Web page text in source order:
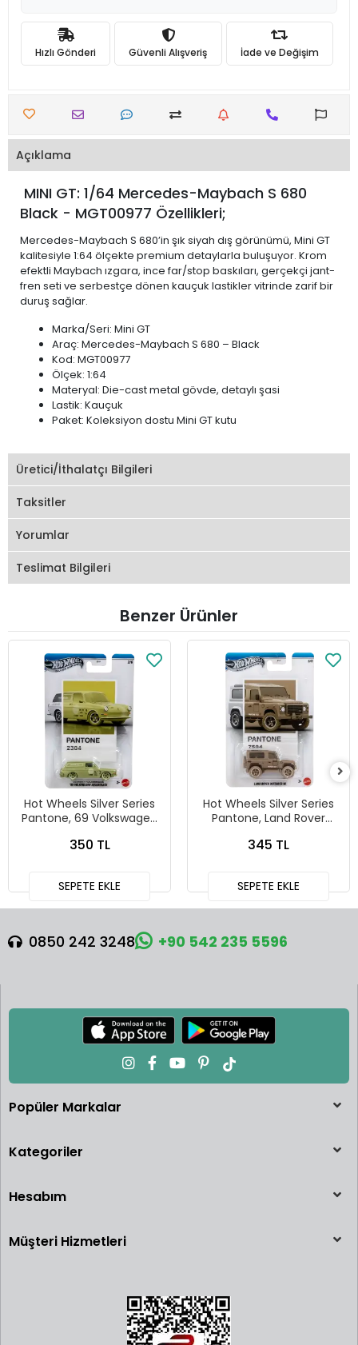
Hızlı Gönderi Güvenli Alışveriş İade ve Değişim
Açıklama
MINI GT: 1/64 Mercedes-Maybach S 680
Black - MGT00977 Özellikleri;
Mercedes-Maybach S 680’in şık siyah dış görünümü, Mini GT
kalitesiyle 1:64 ölçekte premium detaylarla buluşuyor. Krom
efektli Maybach ızgara, ince far/stop baskıları, gerçekçi jant-
fren seti ve serbestçe dönen kauçuk lastikler vitrinde zarif bir
duruş sağlar.
Marka/Seri: Mini GT
Araç: Mercedes-Maybach S 680 – Black
Kod: MGT00977
Ölçek: 1:64
Materyal: Die-cast metal gövde, detaylı şasi
Lastik: Kauçuk
Paket: Koleksiyon dostu Mini GT kutu
Üretici/İthalatçı Bilgileri
Taksitler
Yorumlar
Teslimat Bilgileri
Benzer Ürünler
Hot Wheels Silver Series
Pantone, 69 Volkswagen
350 TL
SEPETE EKLE
Hot Wheels Silver Series
Pantone, Land Rover
345 TL
SEPETE EKLE
0850 242 3248 +90 542 235 5596
Popüler Markalar
Kategoriler
Hesabım
Müşteri Hizmetleri